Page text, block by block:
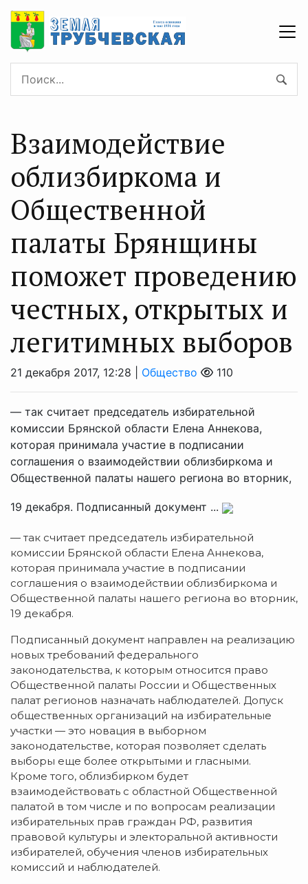
Взаимодействие
облизбиркома и
Общественной
палаты Брянщины
поможет проведению
честных, открытых и
легитимных выборов
21 декабря 2017, 12:28 | Общество 110
— так считает председатель избирательной
комиссии Брянской области Елена Аннекова,
которая принимала участие в подписании
соглашения о взаимодействии облизбиркома и
Общественной палаты нашего региона во вторник,
19 декабря. Подписанный документ ...
— так считает председатель избирательной
комиссии Брянской области Елена Аннекова,
которая принимала участие в подписании
соглашения о взаимодействии облизбиркома и
Общественной палаты нашего региона во вторник,
19 декабря.
Подписанный документ направлен на реализацию
новых требований федерального
законодательства, к которым относится право
Общественной палаты России и Общественных
палат регионов назначать наблюдателей. Допуск
общественных организаций на избирательные
участки — это новация в выборном
законодательстве, которая позволяет сделать
выборы еще более открытыми и гласными.
Кроме того, облизбирком будет
взаимодействовать с областной Общественной
палатой в том числе и по вопросам реализации
избирательных прав граждан РФ, развития
правовой культуры и электоральной активности
избирателей, обучения членов избирательных
комиссий и наблюдателей.